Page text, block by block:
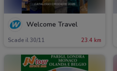
Welcome Travel
Scade il 30/11 23.4 km